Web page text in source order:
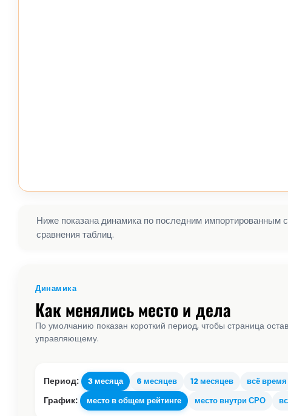
Ниже показана динамика по последним импортированным
сравнения таблиц.
Динамика
Как менялись место и дела
По умолчанию показан короткий период, чтобы страница
управляющему.
Период: 3 месяца 6 месяцев 12 месяцев всё время
График: место в общем рейтинге место внутри СРО